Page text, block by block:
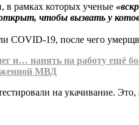
в рамках которых ученые
чтобы вызвать у
COVID-19, после чего
и… нанять на работу ещё
МВД
на укачивание.